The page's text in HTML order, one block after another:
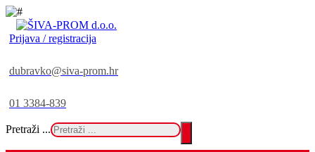
Prijava / registracija
dubravko@siva-prom.hr
01 3384-839
Pretraži ...